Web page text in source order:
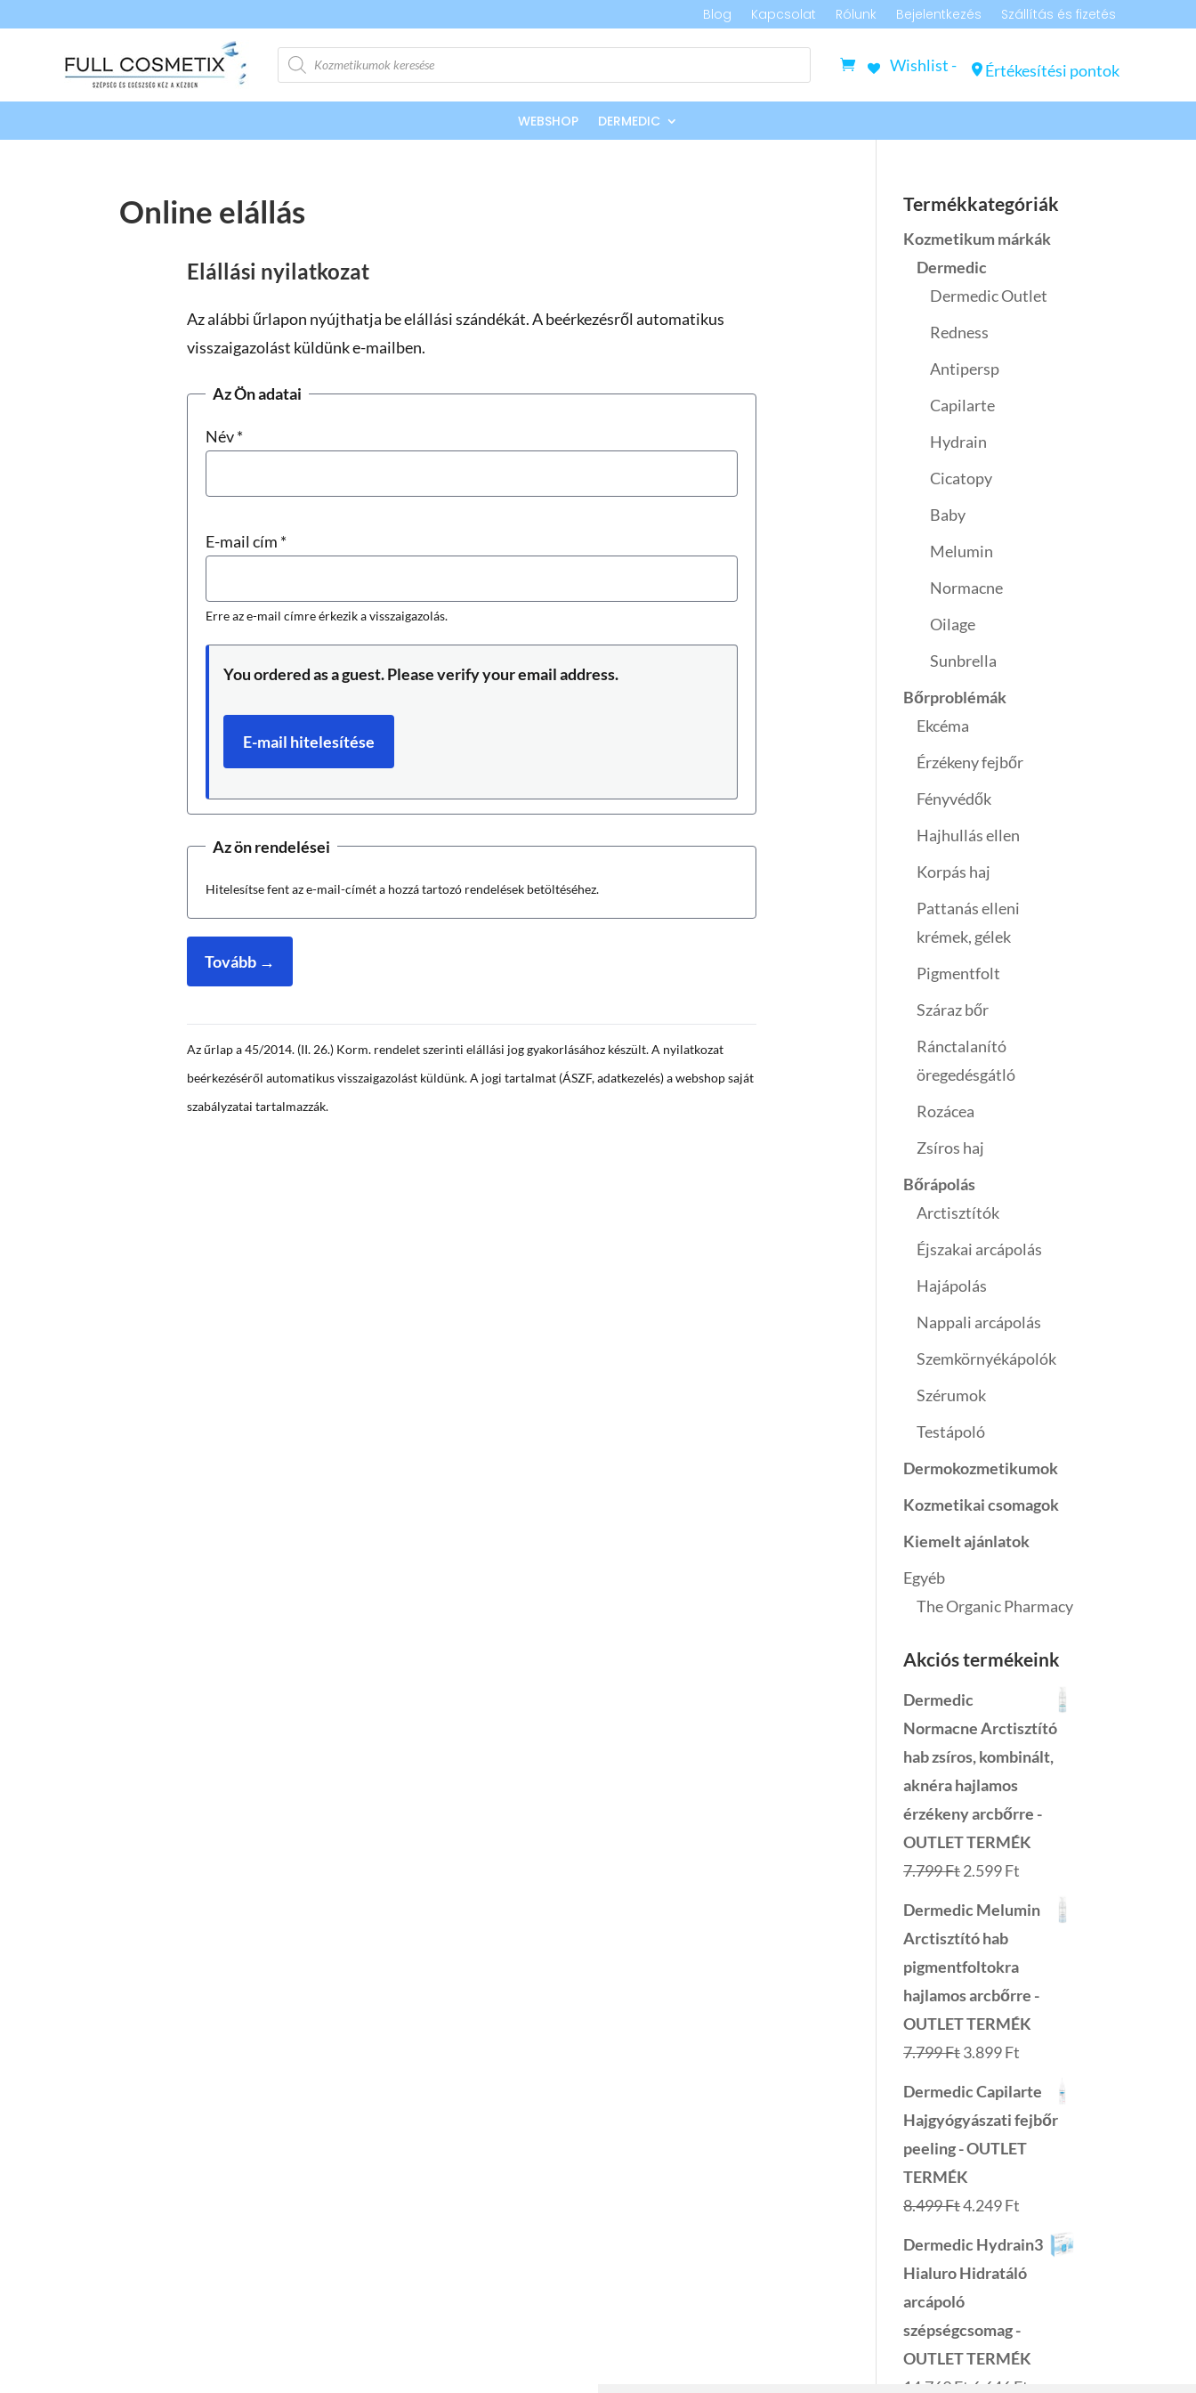
Blog Kapcsolat Rólunk Bejelentkezés Szállítás és fizetés
Products
search
Wishlist - Értékesítési pontok
WEBSHOP DERMEDIC
Online elállás
1. lépés a 2-ből:
Elállási nyilatkozat
Az alábbi űrlapon nyújthatja be elállási szándékát. A beérkezésről automatikus
visszaigazolást küldünk e-mailben.
Az Ön adatai
Név*
E-mail cím *
Erre az e-mail címre érkezik a visszaigazolás.
You ordered as a guest. Please verify your email address.
E-mail hitelesítése
Az ön rendelései
Hitelesítse fent az e-mail-címét a hozzá tartozó rendelések betöltéséhez.
Tovább →
Az űrlap a 45/2014. (II. 26.) Korm. rendelet szerinti elállási jog gyakorlásához készült. A nyilatkozat
beérkezéséről automatikus visszaigazolást küldünk. A jogi tartalmat (ÁSZF, adatkezelés) a webshop saját
szabályzatai tartalmazzák.
Termékkategóriák
Kozmetikum márkák
Dermedic
Dermedic Outlet
Redness
Antipersp
Capilarte
Hydrain
Cicatopy
Baby
Melumin
Normacne
Oilage
Sunbrella
Bőrproblémák
Ekcéma
Érzékeny fejbőr
Fényvédők
Hajhullás ellen
Korpás haj
Pattanás elleni
krémek, gélek
Pigmentfolt
Száraz bőr
Ránctalanító
öregedésgátló
Rozácea
Zsíros haj
Bőrápolás
Arctisztítók
Éjszakai arcápolás
Hajápolás
Nappali arcápolás
Szemkörnyékápolók
Szérumok
Testápoló
Dermokozmetikumok
Kozmetikai csomagok
Kiemelt ajánlatok
Egyéb
The Organic Pharmacy
Akciós termékeink
Dermedic
Normacne Arctisztító
hab zsíros, kombinált,
aknéra hajlamos
érzékeny arcbőrre -
OUTLET TERMÉK
7.799FtOriginal
2.599Ft
Dermedic Melumin
Arctisztító hab
pigmentfoltokra
hajlamos arcbőrre -
OUTLET TERMÉK
7.799FtOriginal
3.899Ft
Dermedic Capilarte
Hajgyógyászati fejbőr
peeling - OUTLET
TERMÉK
8.499FtOriginal
4.249Ft
price
Dermedic Hydrain3
Hialuro Hidratáló
arcápoló
szépségcsomag -
OUTLET TERMÉK
14.769Ft Original
6.646 Ft